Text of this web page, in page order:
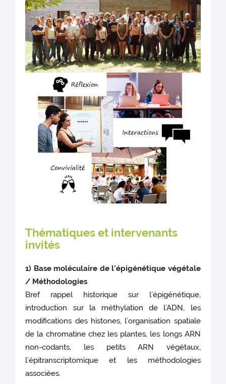
Thématiques et intervenants
invités
1) Base moléculaire de l’épigénétique végétale
/ Méthodologies
Bref rappel historique sur l’épigénétique,
introduction sur la méthylation de l’ADN, les
modifications des histones, l’organisation spatiale
de la chromatine chez les plantes, les longs ARN
non-codants, les petits ARN végétaux,
l’épitranscriptomique et les méthodologies
associées.